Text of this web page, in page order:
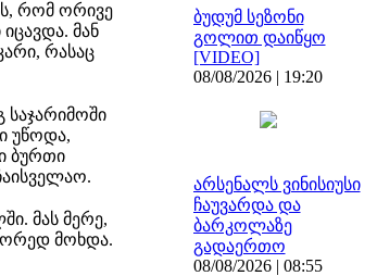
რომ ორივე
მან
რასაც
საჯარიმოში
უწოდა,
ბურთი
მას მერე,
მოხდა.
ბუდუმ სეზონი
გოლით დაიწყო
[VIDEO]
08/08/2026 | 19:20
არსენალს ვინისიუსი
ჩაუვარდა და
ბარკოლაზე
გადაერთო
08/08/2026 | 08:55